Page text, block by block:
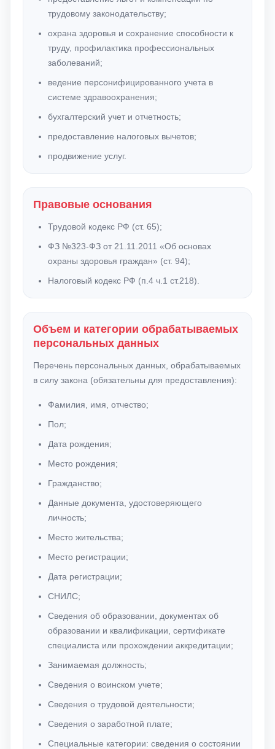
трудовому законодательству;
охрана здоровья и сохранение способности к
труду, профилактика профессиональных
заболеваний;
ведение персонифицированного учета в
системе здравоохранения;
бухгалтерский учет и отчетность;
предоставление налоговых вычетов;
продвижение услуг.
Правовые основания
Трудовой кодекс РФ (ст. 65);
ФЗ №323-ФЗ от 21.11.2011 «Об основах
охраны здоровья граждан» (ст. 94);
Налоговый кодекс РФ (п.4 ч.1 ст.218).
Объем и категории обрабатываемых
персональных данных
Перечень персональных данных, обрабатываемых
в силу закона (обязательны для предоставления):
Фамилия, имя, отчество;
Пол;
Дата рождения;
Место рождения;
Гражданство;
Данные документа, удостоверяющего
личность;
Место жительства;
Место регистрации;
Дата регистрации;
СНИЛС;
Сведения об образовании, документах об
образовании и квалификации, сертификате
специалиста или прохождении аккредитации;
Занимаемая должность;
Сведения о воинском учете;
Сведения о трудовой деятельности;
Сведения о заработной плате;
Специальные категории: сведения о состоянии